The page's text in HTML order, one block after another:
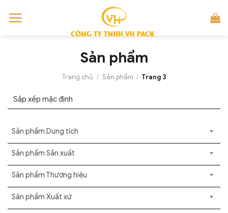
Sản phẩm
Trang chủ / Sản phẩm / Trang 3
Sản phẩm Dung tích
Sản phẩm Sản xuất
Sản phẩm Thương hiệu
Sản phẩm Xuất xứ